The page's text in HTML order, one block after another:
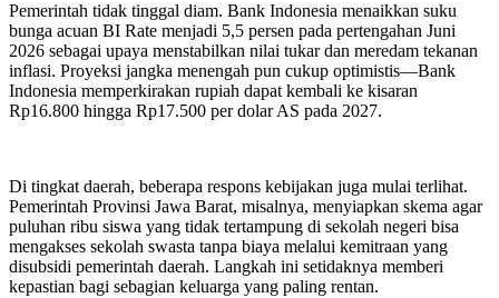
Pemerintah tidak tinggal diam. Bank Indonesia menaikkan suku
bunga acuan BI Rate menjadi 5,5 persen pada pertengahan Juni
2026 sebagai upaya menstabilkan nilai tukar dan meredam tekanan
inflasi. Proyeksi jangka menengah pun cukup optimistis—Bank
Indonesia memperkirakan rupiah dapat kembali ke kisaran
Rp16.800 hingga Rp17.500 per dolar AS pada 2027.
Di tingkat daerah, beberapa respons kebijakan juga mulai terlihat.
Pemerintah Provinsi Jawa Barat, misalnya, menyiapkan skema agar
puluhan ribu siswa yang tidak tertampung di sekolah negeri bisa
mengakses sekolah swasta tanpa biaya melalui kemitraan yang
disubsidi pemerintah daerah. Langkah ini setidaknya memberi
kepastian bagi sebagian keluarga yang paling rentan.